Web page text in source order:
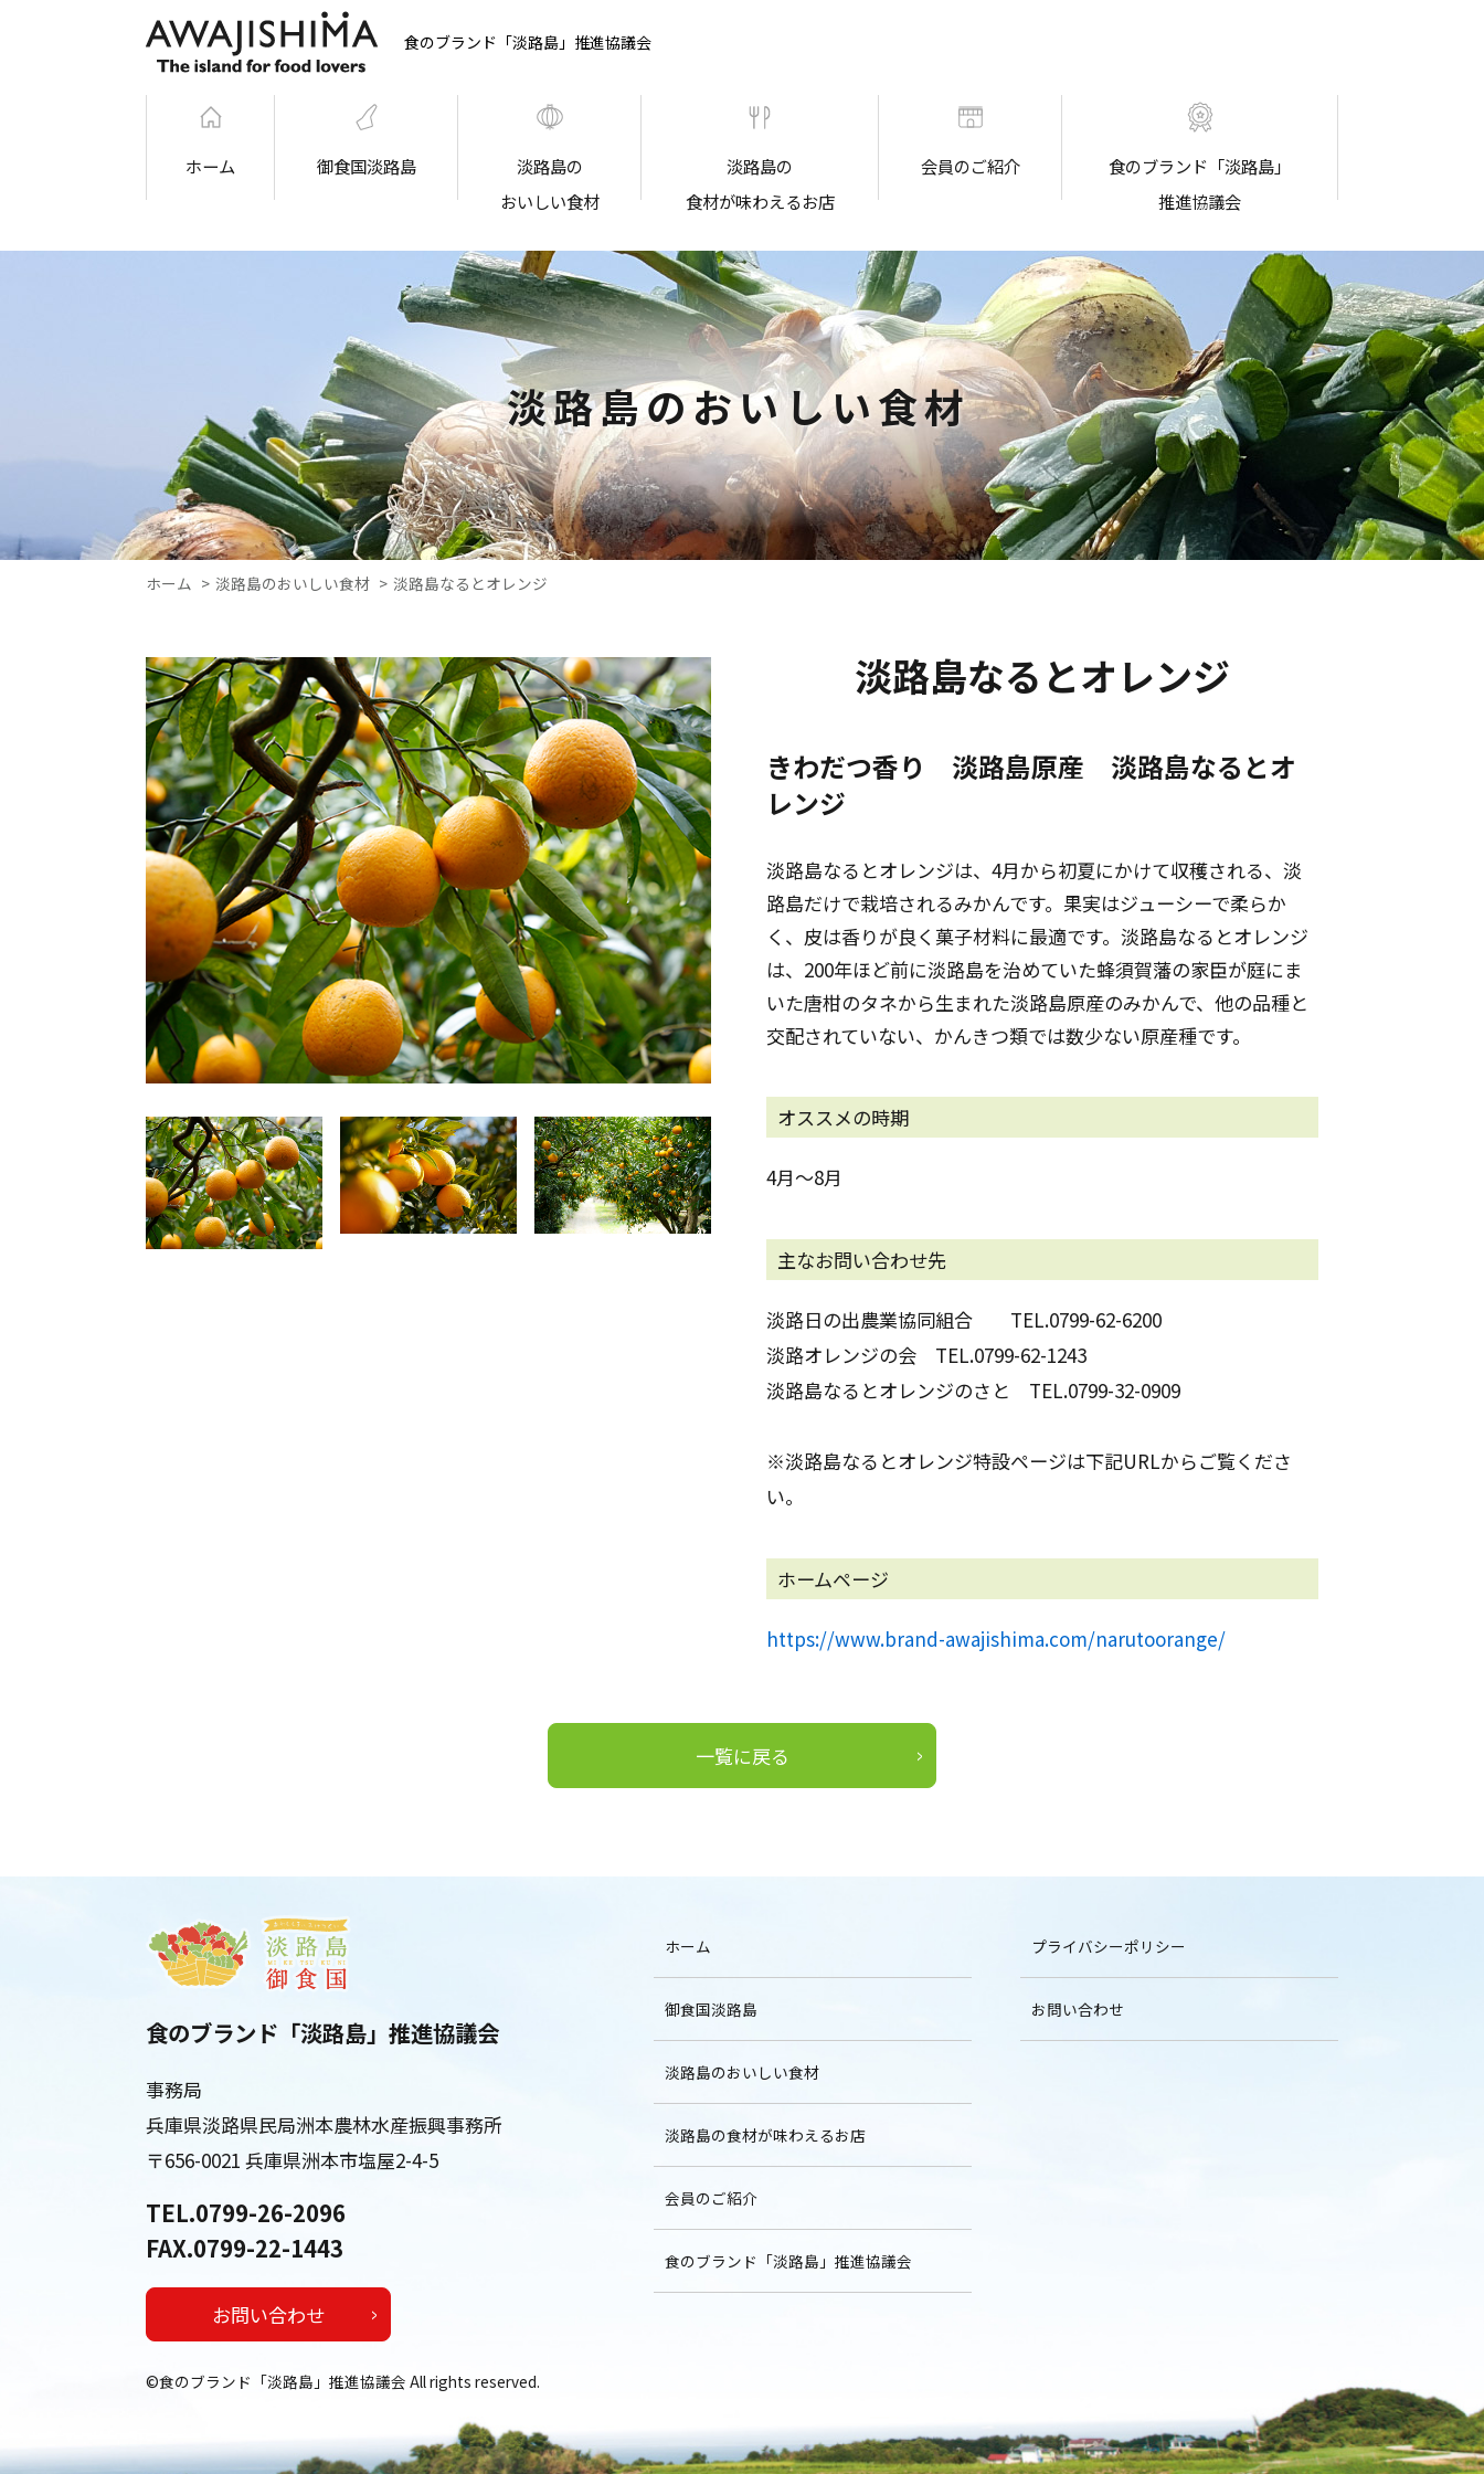
食のブランド「淡路島」推進協議会
ホーム 御食国淡路島
淡路島の
おいしい食材
淡路島の
食材が味わえるお店
会員のご紹介
食のブランド「淡路島」
推進協議会
淡路島のおいしい食材
ホーム 淡路島のおいしい食材 淡路島なるとオレンジ
淡路島なるとオレンジ
きわだつ香り 淡路島原産 淡路島なるとオ
レンジ
淡路島なるとオレンジは、4月から初夏にかけて収穫される、淡
路島だけで栽培されるみかんです。果実はジューシーで柔らか
く、皮は香りが良く菓子材料に最適です。淡路島なるとオレンジ
は、200年ほど前に淡路島を治めていた蜂須賀藩の家臣が庭にま
いた唐柑のタネから生まれた淡路島原産のみかんで、他の品種と
交配されていない、かんきつ類では数少ない原産種です。
オススメの時期
4月～8月
主なお問い合わせ先
淡路日の出農業協同組合 TEL.0799-62-6200
淡路オレンジの会 TEL.0799-62-1243
淡路島なるとオレンジのさと TEL.0799-32-0909
※淡路島なるとオレンジ特設ページは下記URLからご覧くださ
い。
ホームページ
https://www.brand-awajishima.com/narutoorange/
一覧に戻る
食のブランド「淡路島」推進協議会
事務局
兵庫県淡路県民局洲本農林水産振興事務所
〒656-0021 兵庫県洲本市塩屋2-4-5
TEL.0799-26-2096
FAX.0799-22-1443
お問い合わせ
ホーム
御食国淡路島
淡路島のおいしい食材
淡路島の食材が味わえるお店
会員のご紹介
食のブランド「淡路島」推進協議会
プライバシーポリシー
お問い合わせ
©食のブランド「淡路島」推進協議会 All rights reserved.